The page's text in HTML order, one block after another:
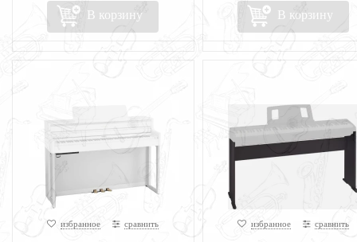
В корзину В корзину
избранное сравнить избранное сравнить